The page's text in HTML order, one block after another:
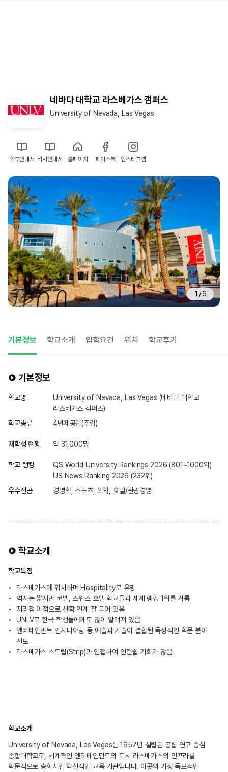
네바다 대학교 라스베가스 캠퍼스
University of Nevada, Las Vegas
학부안내서 석사안내서 홈페이지 페이스북 인스타그램
1 /6
기본정보 학교소개 입학요건 위치 학교후기
기본정보
학교명
University of Nevada, Las Vegas (네바다 대학교
라스베가스 캠퍼스)
학교종류
4년제공립(주립)
재학생 현황 약 31,000명
학교 랭킹
QS World University Rankings 2026 (801~1000위)
US News Ranking 2026 (232위)
우수전공
경영학, 스포츠, 의학, 호텔/관광경영
학교소개
학교특징
라스베가스에 위치하며 Hospitality로 유명
역사는 짧지만 코넬, 스위스 호텔 학교들과 세계 랭킹 1위를 겨룸
지리점 이점으로 산학 연계 잘 되어 있음
UNLV로 한국 학생들에게도 많이 알려져 있음
엔터테인먼트 엔지니어링 등 예술과 기술이 결합된 독창적인 학문 분야
선도
라스베가스 스트립(Strip)과 인접하여 인턴쉽 기회가 많음
학교소개
University of Nevada, Las Vegas는 1957년 설립된 공립 연구 중심
종합대학교로, 세계적인 엔터테인먼트의 도시 라스베가스의 인프라를
학문적으로 승화시킨 혁신적인 교육 기관입니다. 이곳의 가장 독보적인